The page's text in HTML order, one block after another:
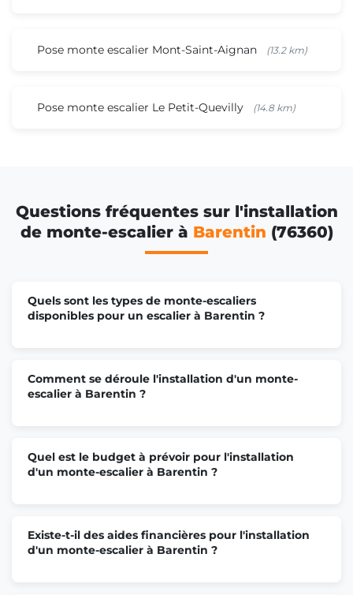
Pose monte escalier Mont-Saint-Aignan (13.2 km)
Pose monte escalier Le Petit-Quevilly (14.8 km)
Questions fréquentes sur l'installation
de monte-escalier à Barentin (76360)
Quels sont les types de monte-escaliers
disponibles pour un escalier à Barentin ?
Comment se déroule l'installation d'un monte-
escalier à Barentin ?
Quel est le budget à prévoir pour l'installation
d'un monte-escalier à Barentin ?
Existe-t-il des aides financières pour l'installation
d'un monte-escalier à Barentin ?